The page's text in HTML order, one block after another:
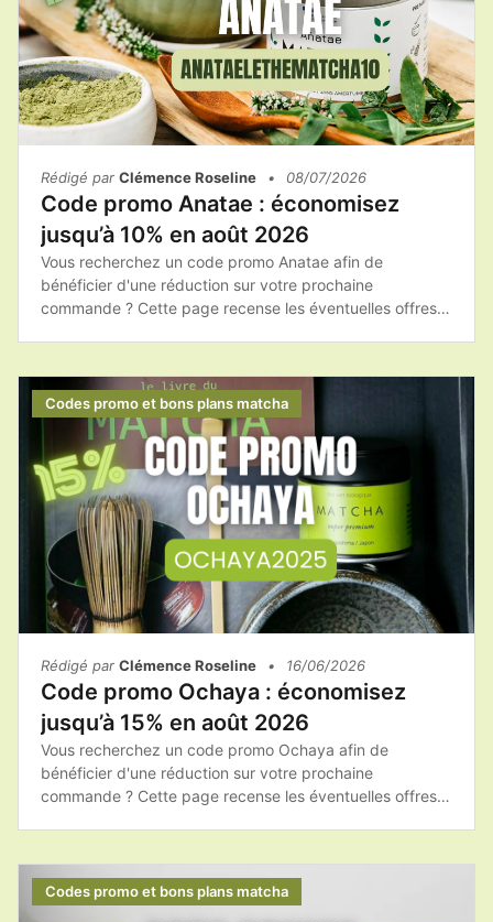
Rédigé par Clémence Roseline • 08/07/2026
Code promo Anatae : économisez
jusqu’à 10% en août 2026
Vous recherchez un code promo Anatae afin de
bénéficier d'une réduction sur votre prochaine
commande ? Cette page recense les éventuelles offres
finaliser votre achat, pensez à consulter les promotions
disponibles afin de profiter du meilleur prix sur votre
matcha et vos accessoires.
Codes promo et bons plans matcha
Rédigé par Clémence Roseline • 16/06/2026
Code promo Ochaya : économisez
jusqu’à 15% en août 2026
Vous recherchez un code promo Ochaya afin de
bénéficier d'une réduction sur votre prochaine
commande ? Cette page recense les éventuelles offres
finaliser votre achat, pensez à consulter les promotions
disponibles afin de profiter du meilleur prix sur votre
matcha et vos accessoires.
Codes promo et bons plans matcha